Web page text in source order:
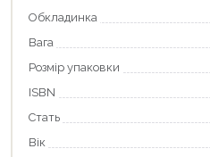
Обкладинка
Вага
Розмір упаковки
ISBN
Стать
Вік